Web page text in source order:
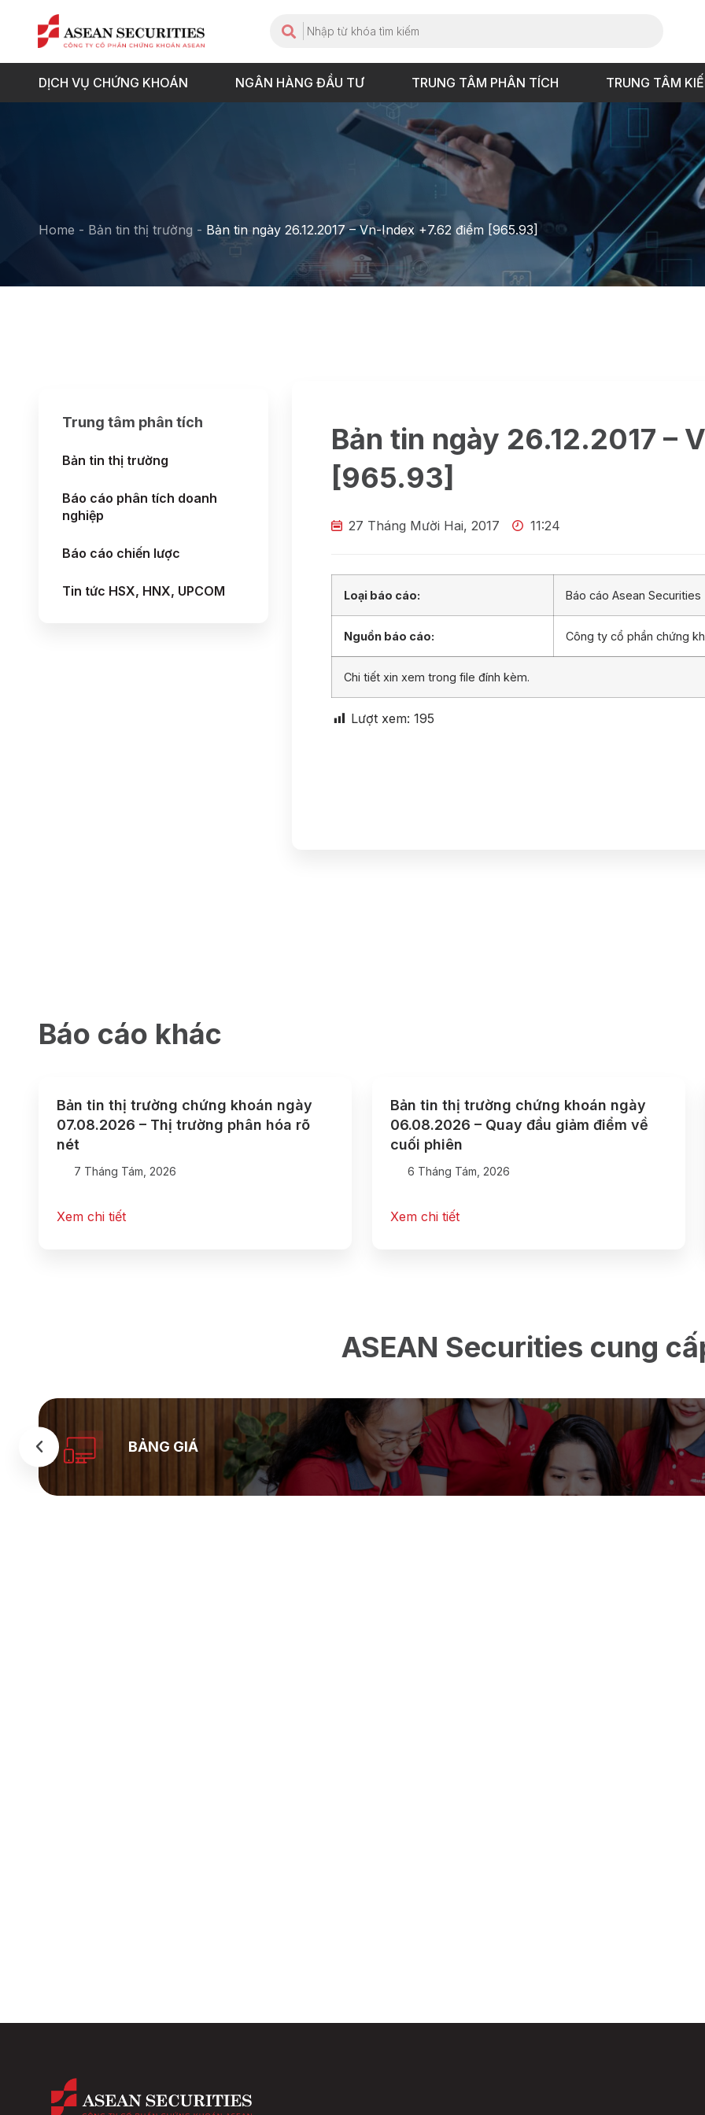
DỊCH VỤ CHỨNG KHOÁN NGÂN HÀNG ĐẦU TƯ TRUNG TÂM PHÂN TÍCH TRUNG TÂM
Home - Bản tin thị trường - Bản tin ngày 26.12.2017 – Vn-Index +7.62 điểm [965.93]
Trung tâm phân tích
Bản tin thị trường
Báo cáo phân tích doanh
nghiệp
Báo cáo chiến lược
Tin tức HSX, HNX, UPCOM
Bản tin ngày 26.12.2017 –
[965.93]
27 Tháng Mười Hai, 2017 11:24
Loại báo cáo: Báo cáo Asean Securities
Nguồn báo cáo: Công ty cổ phần chứng
Chi tiết xin xem trong file đính kèm.
Lượt xem: 195
Báo cáo khác
Bản tin thị trường chứng khoán ngày
07.08.2026 – Thị trường phân hóa rõ
nét
7 Tháng Tám, 2026
Xem chi tiết
Bản tin thị trường chứng khoán ngày
06.08.2026 – Quay đầu giảm điểm về
cuối phiên
6 Tháng Tám, 2026
Xem chi tiết
ASEAN Securities cung
BẢNG GIÁ